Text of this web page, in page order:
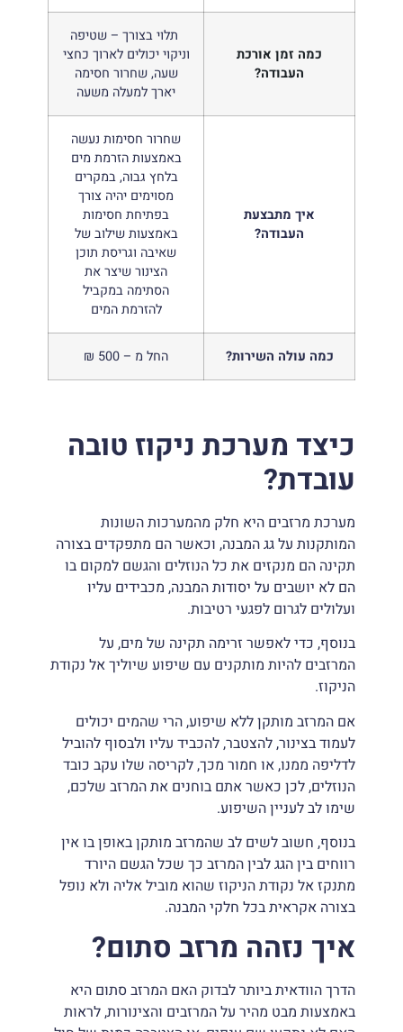
כמה זמן אורכת
העבודה?
תלוי בצורך – שטיפה
וניקוי יכולים לארוך כחצי
שעה, שחרור חסימה
יארך למעלה משעה
איך מתבצעת
העבודה?
שחרור חסימות נעשה
באמצעות הזרמת מים
בלחץ גבוה, במקרים
מסוימים יהיה צורך
בפתיחת חסימות
באמצעות שילוב של
שאיבה וגריסת תוכן
הצינור שיצר את
הסתימה במקביל
להזרמת המים
כמה עולה השירות? החל מ – 500 ₪
כיצד מערכת ניקוז טובה
עובדת?
מערכת מרזבים היא חלק מהמערכות השונות
המותקנות על גג המבנה, וכאשר הם מתפקדים בצורה
תקינה הם מנקזים את כל הנוזלים והגשם למקום בו
הם לא יושבים על יסודות המבנה, מכבידים עליו
ועלולים לגרום לפגעי רטיבות.
בנוסף, כדי לאפשר זרימה תקינה של מים, על
המרזבים להיות מותקנים עם שיפוע שיוליך אל נקודת
הניקוז.
אם המרזב מותקן ללא שיפוע, הרי שהמים יכולים
לעמוד בצינור, להצטבר, להכביד עליו ולבסוף להוביל
לדליפה ממנו, או חמור מכך, לקריסה שלו עקב כובד
הנוזלים, לכן כאשר אתם בוחנים את המרזב שלכם,
שימו לב לעניין השיפוע.
בנוסף, חשוב לשים לב שהמרזב מותקן באופן בו אין
רווחים בין הגג לבין המרזב כך שכל הגשם היורד
מתנקז אל נקודת הניקוז שהוא מוביל אליה ולא נופל
בצורה אקראית בכל חלקי המבנה.
איך נזהה מרזב סתום?
הדרך הוודאית ביותר לבדוק האם המרזב סתום היא
באמצעות מבט מהיר על המרזבים והצינורות, לראות